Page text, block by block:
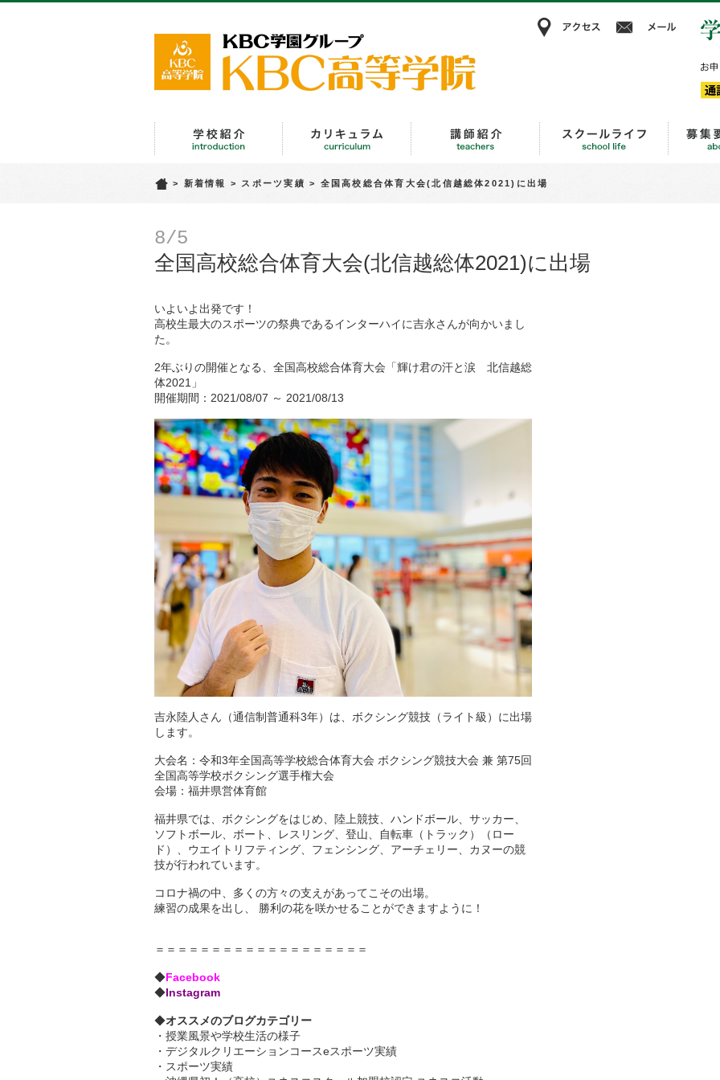
KBC高等学院 アクセス メー
学校紹介 進路・キャリア教育 講師紹介 スクー
> 新着情報 > スポーツ実績 > 全国高校総合体育大会(北信越総体2021)に出場
8/5
全国高校総合体育大会(北信越総体2021)に出場
いよいよ出発です！
高校生最大のスポーツの祭典であるインターハイに吉永さんが向かいまし
た。
2年ぶりの開催となる、全国高校総合体育大会「輝け君の汗と涙 北信越総
体2021」
開催期間：2021/08/07 ～ 2021/08/13
吉永陸人さん（通信制普通科3年）は、ボクシング競技（ライト級）に出場
します。
大会名：令和3年全国高等学校総合体育大会 ボクシング競技大会 兼 第75回
全国高等学校ボクシング選手権大会
会場：福井県営体育館
福井県では、ボクシングをはじめ、陸上競技、ハンドボール、サッカー、
ソフトボール、ボート、レスリング、登山、自転車（トラック）（ロー
ド）、ウエイトリフティング、フェンシング、アーチェリー、カヌーの競
技が行われています。
コロナ禍の中、多くの方々の支えがあってこその出場。
練習の成果を出し、 勝利の花を咲かせることができますように！
＝＝＝＝＝＝＝＝＝＝＝＝＝＝＝＝＝＝＝
◆Facebook
◆Instagram
◆オススメのブログカテゴリー
・ 授業風景や学校生活の様子
・ デジタルクリエーションコースeスポーツ実績
・ スポーツ実績